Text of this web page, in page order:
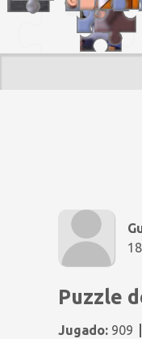
Puzzle
Jugado: 909